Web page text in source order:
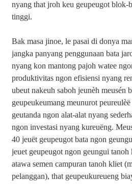
nyang that jroh keu geupeugot
tinggi.
Bak masa jinoe, le pasai di donya
jangka panyang penggunaan bata
nyang kon mantong pajoh watee
produktivitas ngon efisiensi nyang
ubeut nakeuh saboh jeunèh meusén
geupeukeumang meunurot
geutanda ngon alat-alat nyang
ngon investasi nyang kureuëng.
40 jeuët geupeugot bata ngon
jeuet geupeugot ngon geungui
atawa semen campuran tanoh kliet
pelanggan), that geupeukureueng